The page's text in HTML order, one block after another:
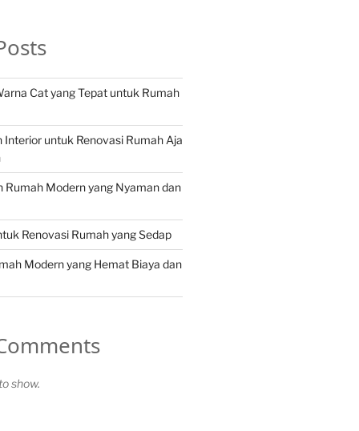
Cat yang Tepat untuk Rumah
Interior untuk Renovasi Rumah Aja
Rumah Modern yang Nyaman dan
Renovasi Rumah yang Sedap
Modern yang Hemat Biaya dan
show.